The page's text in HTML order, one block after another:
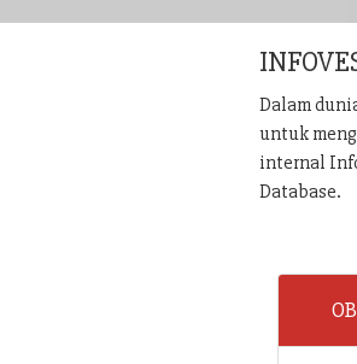
Dalam
untuk
internal
Database.